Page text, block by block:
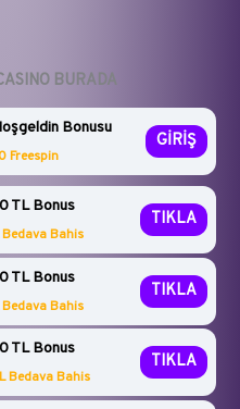
BURADA
Bonusu
Freespin
GİRİŞ
TL Bonus
Bahis
TIKLA
TL Bonus
Bahis
TIKLA
TL Bonus
Bedava Bahis
TIKLA